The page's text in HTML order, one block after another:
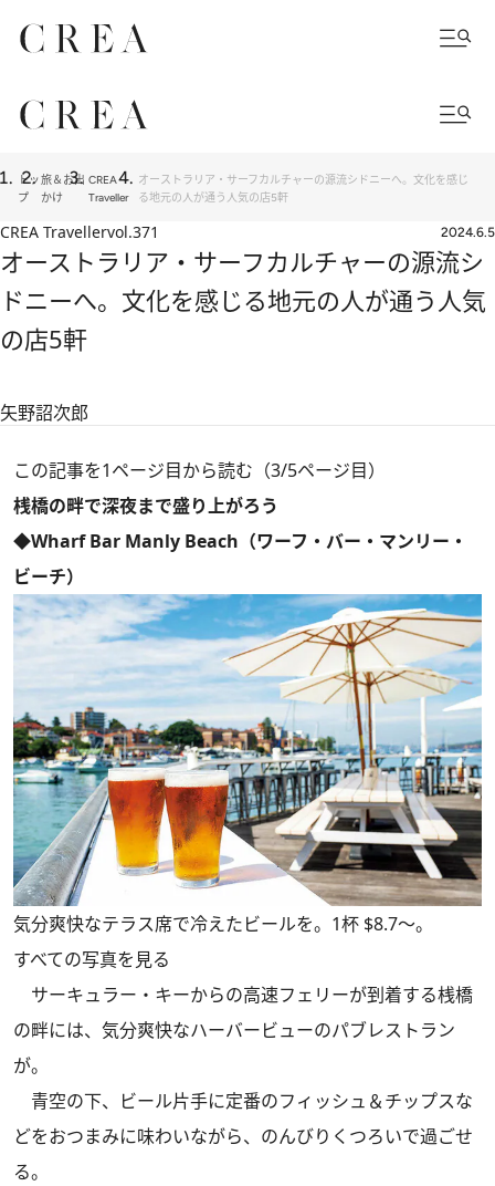
トッ
プ
旅＆お出
かけ
CREA
Traveller
オーストラリア・サーフカルチャーの源流シドニーへ。文化を感じ
る地元の人が通う人気の店5軒
CREA Travellervol.371 2024.6.5
オーストラリア・サーフカルチャーの源流シ
ドニーへ。文化を感じる地元の人が通う人気
の店5軒
矢野詔次郎
この記事を1ページ目から読む（3/5ページ目）
桟橋の畔で深夜まで盛り上がろう
◆Wharf Bar Manly Beach（ワーフ・バー・マンリー・
ビーチ）
気分爽快なテラス席で冷えたビールを。1杯 $8.7～。
すべての写真を見る
サーキュラー・キーからの高速フェリーが到着する桟橋
の畔には、気分爽快なハーバービューのパブレストラン
が。
青空の下、ビール片手に定番のフィッシュ＆チップスな
どをおつまみに味わいながら、のんびりくつろいで過ごせ
る。